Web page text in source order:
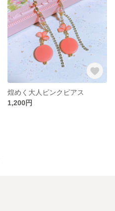
煌めく大人ピンクピアス
1,200円